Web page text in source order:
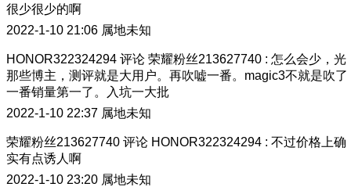
很少很少的啊
2022-1-10 21:06 属地未知
HONOR322324294 评论 荣耀粉丝213627740 : 怎么会少，光
那些博主，测评就是大用户。再吹嘘一番。magic3不就是吹了
一番销量第一了。入坑一大批
2022-1-10 22:37 属地未知
荣耀粉丝213627740 评论 HONOR322324294 : 不过价格上确
实有点诱人啊
2022-1-10 23:20 属地未知